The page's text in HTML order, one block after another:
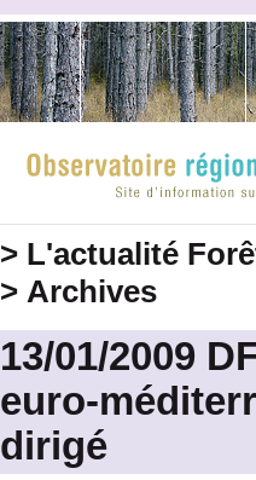
> L'actualité
> Archives
13/01/2009
euro-
dirigé